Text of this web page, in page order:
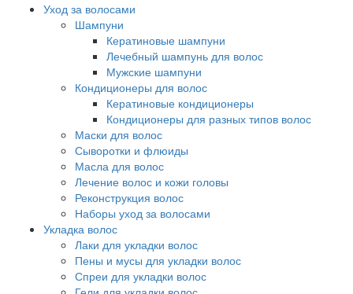
Уход за волосами
Шампуни
Кератиновые шампуни
Лечебный шампунь для волос
Мужские шампуни
Кондиционеры для волос
Кератиновые кондиционеры
Кондиционеры для разных типов волос
Маски для волос
Сыворотки и флюиды
Масла для волос
Лечение волос и кожи головы
Реконструкция волос
Наборы уход за волосами
Укладка волос
Лаки для укладки волос
Пены и мусы для укладки волос
Спреи для укладки волос